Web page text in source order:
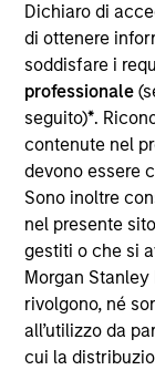
Dichiaro di
di ottenere
soddisfare i
professionale
seguito)*.
contenute nel
devono essere
Sono inoltre
nel presente
gestiti o che si
Morgan
rivolgono, né
all’utilizzo da
cui la
Il presente
Comparti di
società di
Granducato di
d’investimento
del 17 dicembre
un organismo
(“OICVM”).
Prima
partecipazione
consultato
documento
documento
investitori
relazione